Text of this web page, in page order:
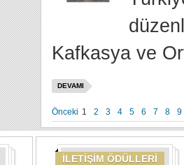
Kafkasya ve
DEVAMI
Önceki 1 2 3 4 5 6 7 8 9
İLETİŞİM ÖDÜLLERİ